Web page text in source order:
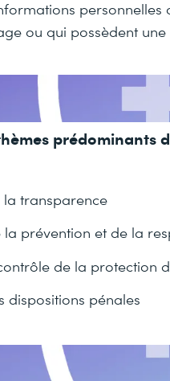
ou qui possèdent
prédominants
transparence
prévention et de la
de la protection
dispositions pénales